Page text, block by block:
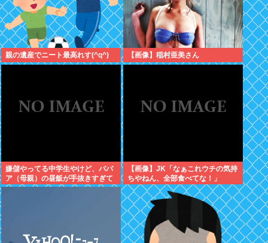
親の遺産でニート最高れす(^q^) 【画像】稲村亜美さん
嫌儲やってる中学生やけど、ババ
ア（母親）の昼飯が手抜きすぎて
キレそう
【画像】JK「なぁこれウチの気持
ちやねん、全部食べてな！」